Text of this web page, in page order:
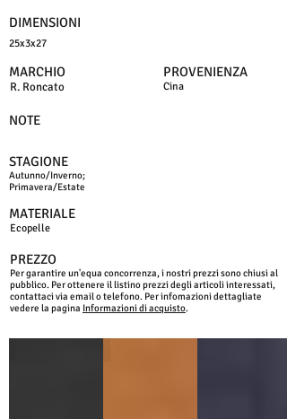
DIMENSIONI
25x3x27
MARCHIO
R. Roncato
PROVENIENZA
Cina
NOTE
STAGIONE
Autunno/Inverno;
Primavera/Estate
MATERIALE
Ecopelle
PREZZO
Per garantire un'equa concorrenza, i nostri prezzi sono chiusi al
pubblico. Per ottenere il listino prezzi degli articoli interessati,
contattaci via email o telefono. Per infomazioni dettagliate
vedere la pagina Informazioni di acquisto.